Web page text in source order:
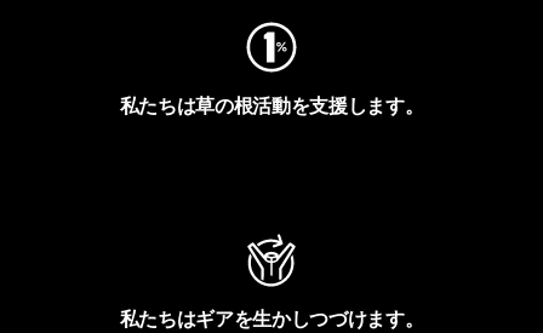
私たちは草の根活動を支援します。
私たちはギアを生かしつづけます。